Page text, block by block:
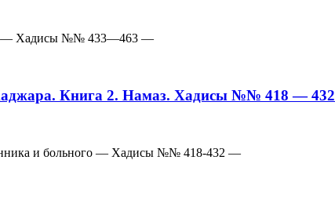
— Хадисы №№ 433—463 —
Книга 2. Намаз. Хадисы №№ 418 — 432
и больного — Хадисы №№ 418-432 —